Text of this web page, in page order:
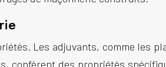
Les adjuvants, comme les
confèrent des propriétés